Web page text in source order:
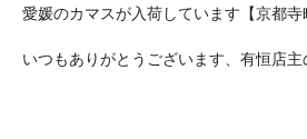
愛媛のカマスが入荷しています【京都寺
いつもありがとうございます、有恒店主